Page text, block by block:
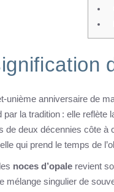
unième anniversaire de
par la tradition : elle reflète
de deux décennies côte à
qui prend le temps de
noces d’opale revient
mélange singulier de